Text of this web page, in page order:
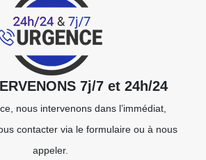
7j/7 et 24h/24
nous intervenons dans l’immédiat,
contacter via le formulaire ou à nous
appeler.